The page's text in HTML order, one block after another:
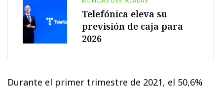
Telefónica eleva su
previsión de caja para
2026
Durante el primer trimestre de 2021, el 50,6%